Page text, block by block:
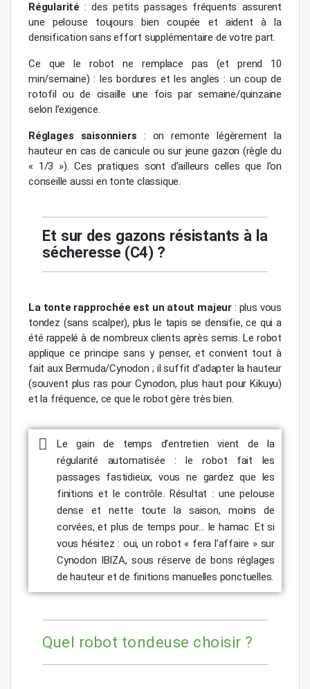
Régularité : des petits passages fréquents assurent
une pelouse toujours bien coupée et aident à la
densification sans effort supplémentaire de votre part.
Ce que le robot ne remplace pas (et prend 10
min/semaine) : les bordures et les angles : un coup de
rotofil ou de cisaille une fois par semaine/quinzaine
selon l’exigence.
Réglages saisonniers : on remonte légèrement la
hauteur en cas de canicule ou sur jeune gazon (règle du
« 1/3 »). Ces pratiques sont d’ailleurs celles que l’on
conseille aussi en tonte classique.
Et sur des gazons résistants à la
sécheresse (C4) ?
La tonte rapprochée est un atout majeur : plus vous
tondez (sans scalper), plus le tapis se densifie, ce qui a
été rappelé à de nombreux clients après semis. Le robot
applique ce principe sans y penser, et convient tout à
fait aux Bermuda/Cynodon ; il suffit d’adapter la hauteur
(souvent plus ras pour Cynodon, plus haut pour Kikuyu)
et la fréquence, ce que le robot gère très bien.
Le gain de temps d’entretien vient de la
régularité automatisée : le robot fait les
passages fastidieux, vous ne gardez que les
finitions et le contrôle. Résultat : une pelouse
dense et nette toute la saison, moins de
corvées, et plus de temps pour… le hamac. Et si
vous hésitez : oui, un robot « fera l’affaire » sur
Cynodon IBIZA, sous réserve de bons réglages
de hauteur et de finitions manuelles ponctuelles.
Quel robot tondeuse choisir ?